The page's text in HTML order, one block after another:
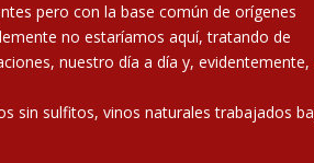
pero con la base común de orígenes
no estaríamos aquí, tratando de
nuestro día a día y, evidentemente,
sin sulfitos, vinos naturales trabajados